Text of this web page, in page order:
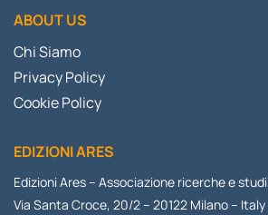
ABOUT US
Chi Siamo
Privacy Policy
Cookie Policy
EDIZIONI ARES
Edizioni Ares – Associazione ricerche e studi
Via Santa Croce, 20/2 – 20122 Milano – Italy